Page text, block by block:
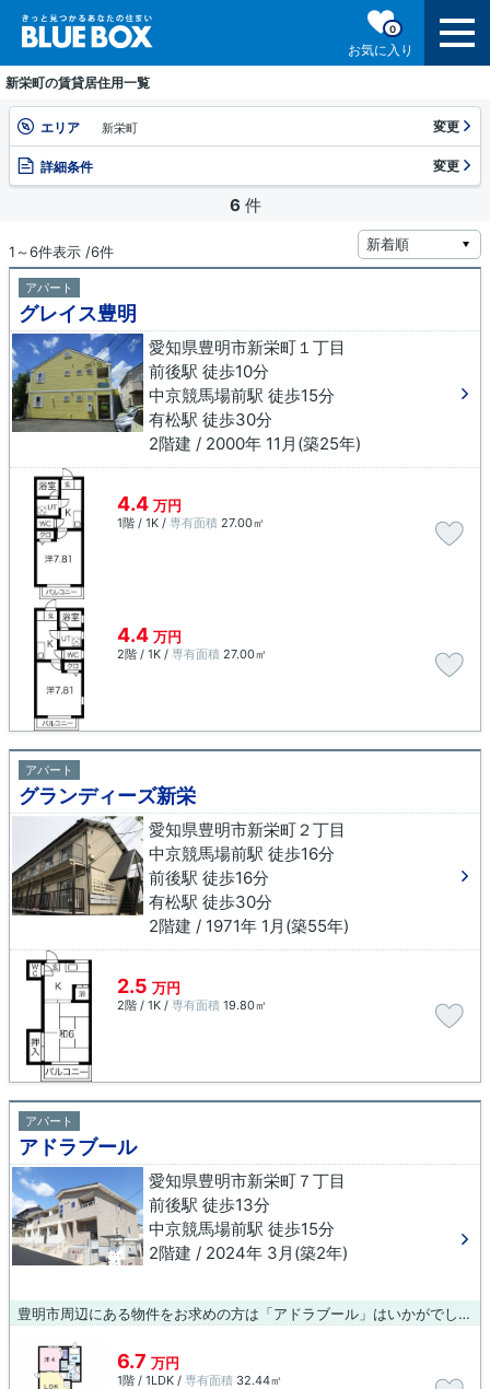
お気に入り
0
新栄町の賃貸居住用一覧
エリア 新栄町 変更
詳細条件 変更
6 件
1～6件表示 /6件
アパート
グレイス豊明
愛知県豊明市新栄町１丁目
前後駅 徒歩10分
中京競馬場前駅 徒歩15分
有松駅 徒歩30分
2階建 / 2000年 11月(築25年)
4.4 万円
1階 / 1K / 専有面積 27.00㎡
4.4 万円
2階 / 1K / 専有面積 27.00㎡
アパート
グランディーズ新栄
愛知県豊明市新栄町２丁目
中京競馬場前駅 徒歩16分
前後駅 徒歩16分
有松駅 徒歩30分
2階建 / 1971年 1月(築55年)
2.5 万円
2階 / 1K / 専有面積 19.80㎡
アパート
アドラブール
愛知県豊明市新栄町７丁目
前後駅 徒歩13分
中京競馬場前駅 徒歩15分
2階建 / 2024年 3月(築2年)
豊明市周辺にある物件をお求めの方は「アドラブール」はいかがでしょうか。新しい生活のスタートにおすすめなのが、こちらのアパートです。令和6年3月完成、まだまだ新しい築浅物件。駅までのアクセスが良い、徒歩13分のところに位置する物件です。豊明市エリアには、当社オススメの賃貸物件が豊富に立地しています。快適な暮らしをしたいとお考えでしたら、ぜひ当社へご連絡下さい。
6.7 万円
1階 / 1LDK / 専有面積 32.44㎡